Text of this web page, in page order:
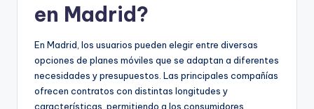
en Madrid?
En Madrid, los usuarios pueden elegir entre diversas
opciones de planes móviles que se adaptan a diferentes
necesidades y presupuestos. Las principales compañías
ofrecen contratos con distintas longitudes y
características, permitiendo a los consumidores